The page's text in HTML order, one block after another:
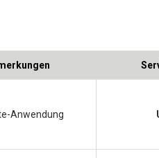
Anwendung